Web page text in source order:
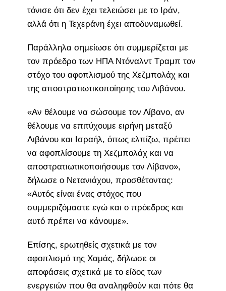
τόνισε ότι δεν έχει τελειώσει με το Ιράν,
αλλά ότι η Τεχεράνη έχει αποδυναμωθεί.
Παράλληλα σημείωσε ότι συμμερίζεται με
τον πρόεδρο των ΗΠΑ Ντόναλντ Τραμπ τον
στόχο του αφοπλισμού της Χεζμπολάχ και
της αποστρατιωτικοποίησης του Λιβάνου.
«Αν θέλουμε να σώσουμε τον Λίβανο, αν
θέλουμε να επιτύχουμε ειρήνη μεταξύ
Λιβάνου και Ισραήλ, όπως ελπίζω, πρέπει
να αφοπλίσουμε τη Χεζμπολάχ και να
αποστρατιωτικοποιήσουμε τον Λίβανο»,
δήλωσε ο Νετανιάχου, προσθέτοντας:
«Αυτός είναι ένας στόχος που
συμμεριζόμαστε εγώ και ο πρόεδρος και
αυτό πρέπει να κάνουμε».
Επίσης, ερωτηθείς σχετικά με τον
αφοπλισμό της Χαμάς, δήλωσε οι
αποφάσεις σχετικά με το είδος των
ενεργειών που θα αναληφθούν και πότε θα